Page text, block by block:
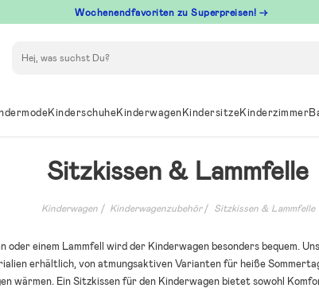
Wochenendfavoriten zu Superpreisen! →
KinderschuheKinderwagenKindersitzeKinderzimmer
Sitzkissen & Lammfelle
Kinderwagen Kinderwagenzubehör Sitzkissen & Lammfelle
oder einem Lammfell wird der Kinderwagen besonders bequem.
erhältlich, von atmungsaktiven Varianten für heiße
wärmen. Ein Sitzkissen für den Kinderwagen bietet sowohl